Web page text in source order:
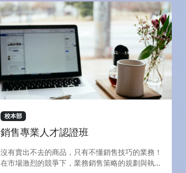
輕鬆做金工：每週二，下午上課（7：20-09：4
0）共18週，美術系館上課 D、色彩理論與應用
(三) 風景色彩的重返與再現：每週二，夜間上課
（7：20-09：40共18週，省政大樓上課。 E、古
典油畫技法（一）：基底製作與素描研究：每週
四，夜間上課（7：20-10：00）共18週，美術系
館上課。 F、膠彩畫創作-揉紙揉箔技法實作：每
週四，夜間上課（7：20-09：40）共18週，美術
系館上課。 G、色彩理論與應用(一) 視覺設計：每
週四，夜間上課（7：20-09：40）共18週，省政
大樓上課。 H、玩顏彩繪畫-心理表現與材料創
作：每週六，下午上課（2：20-5：00）共18
週，美術系館上課。 I、素描(一)：每週六，下午
J、陶藝：每週日，下午上課（4：00-7：00）共1
8週，美術工坊上課。 培養學生對水墨工筆的鑑賞
校本部
銷售專業人才認證班
沒有賣出不去的商品，只有不懂銷售技巧的業務！
在市場激烈的競爭下，業務銷售策略的規劃與執